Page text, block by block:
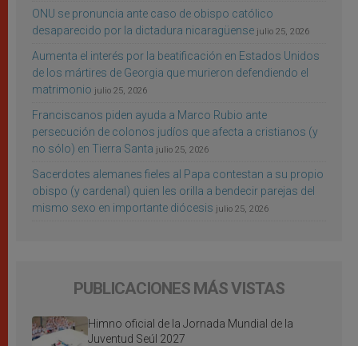
ONU se pronuncia ante caso de obispo católico
desaparecido por la dictadura nicaragüense julio 25, 2026
Aumenta el interés por la beatificación en Estados Unidos
de los mártires de Georgia que murieron defendiendo el
matrimonio julio 25, 2026
Franciscanos piden ayuda a Marco Rubio ante
persecución de colonos judíos que afecta a cristianos (y
no sólo) en Tierra Santa julio 25, 2026
Sacerdotes alemanes fieles al Papa contestan a su propio
obispo (y cardenal) quien les orilla a bendecir parejas del
mismo sexo en importante diócesis julio 25, 2026
PUBLICACIONES MÁS VISTAS
Himno oficial de la Jornada Mundial de la
Juventud Seúl 2027